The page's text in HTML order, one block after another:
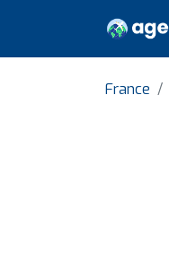
France